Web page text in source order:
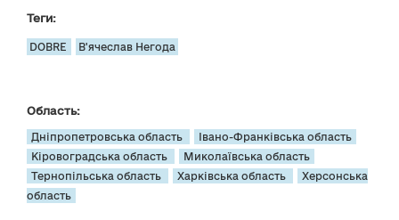
Теги:
DOBRE В'ячеслав Негода
Область:
Дніпропетровська область
Івано-Франківська область
Кіровоградська область
Миколаївська область
Тернопільська область
Харківська область
Херсонська
область